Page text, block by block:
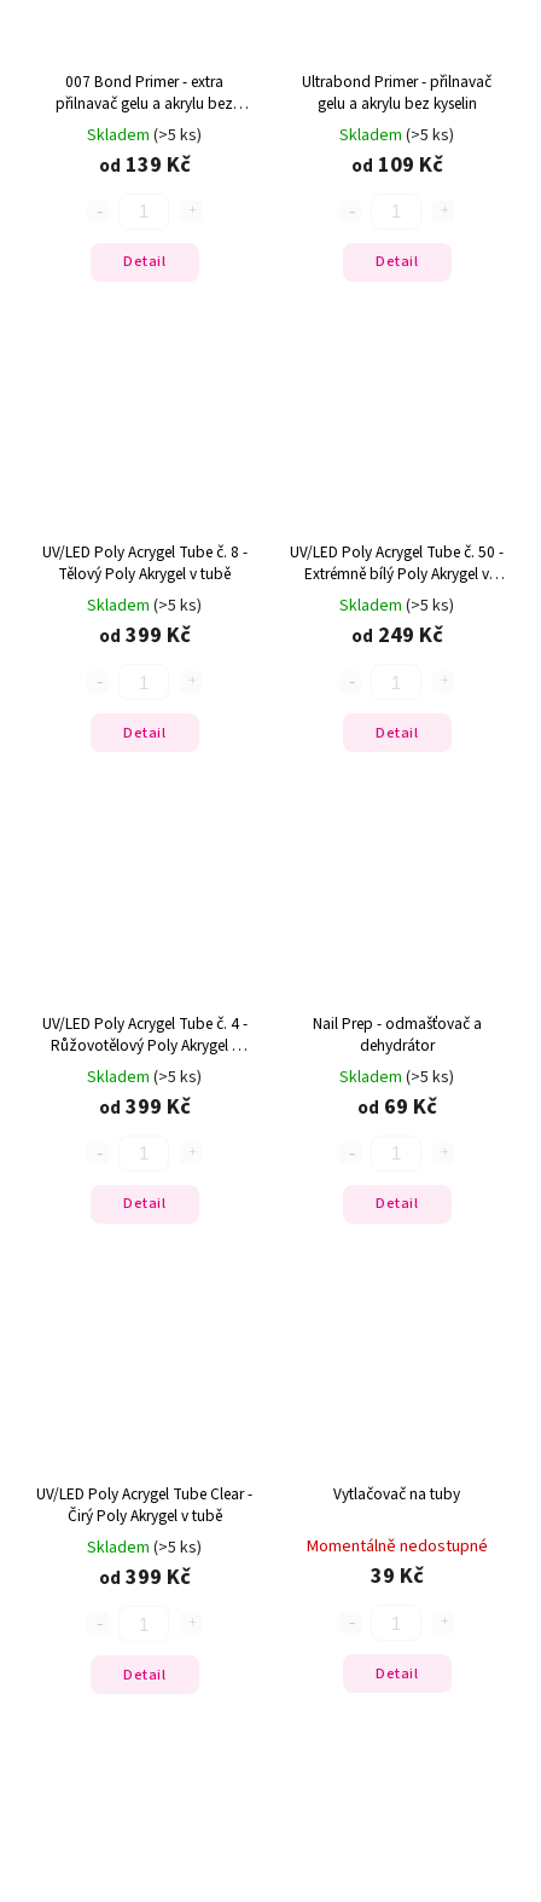
007 Bond Primer - extra
přilnavač gelu a akrylu bez
kyselin
Skladem (>5 ks)
od 139 Kč
Detail
Ultrabond Primer - přilnavač
gelu a akrylu bez kyselin
Skladem (>5 ks)
od 109 Kč
Detail
UV/LED Poly Acrygel Tube č. 8 -
Tělový Poly Akrygel v tubě
Skladem (>5 ks)
od 399 Kč
Detail
UV/LED Poly Acrygel Tube č. 50 -
Extrémně bílý Poly Akrygel v
tubě
Skladem (>5 ks)
od 249 Kč
Detail
UV/LED Poly Acrygel Tube č. 4 -
Růžovotělový Poly Akrygel v
tubě
Skladem (>5 ks)
od 399 Kč
Detail
Nail Prep - odmašťovač a
dehydrátor
Skladem (>5 ks)
od 69 Kč
Detail
UV/LED Poly Acrygel Tube Clear -
Čirý Poly Akrygel v tubě
Skladem (>5 ks)
od 399 Kč
Detail
Vytlačovač na tuby
Momentálně nedostupné
39 Kč
Detail